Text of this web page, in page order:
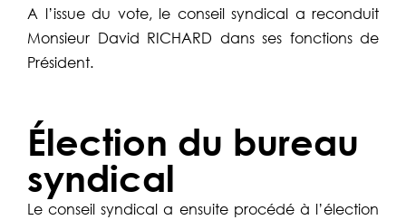
A l’issue du vote, le conseil syndical a reconduit
Monsieur David RICHARD dans ses fonctions de
Président.
Élection du bureau
syndical
Le conseil syndical a ensuite procédé à l’élection